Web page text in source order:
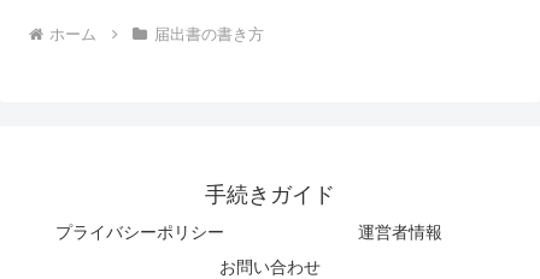
ホーム 届出書の書き方
手続きガイド
プライバシーポリシー
運営者情報
お問い合わせ